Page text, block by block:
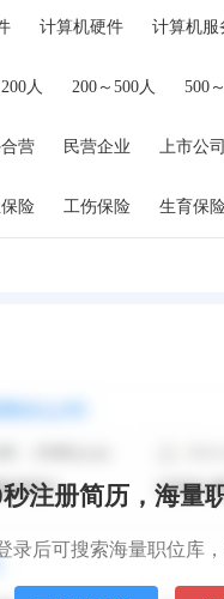
计算机硬件 计算机服
家具/家电/工艺品/玩具/
疗设备/器械 广告 公关/
酒店/旅游 娱乐/休闲/体
电力/电气/水利 新能源
人 200～500人 500
营 民营企业 上市公司
险 工伤保险 生育保
交通补贴 住房补贴
注册简历，海量
录后可搜索海量职位库